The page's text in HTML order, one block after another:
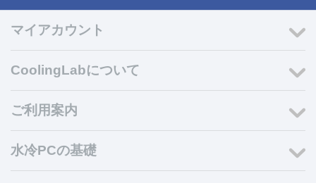
マイアカウント
CoolingLabについて
ご利用案内
水冷PCの基礎